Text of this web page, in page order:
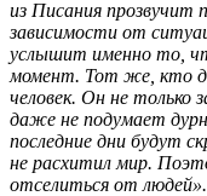
из Писания прозвучит
зависимости от
услышит именно то,
момент. Тот же, кто
человек. Он не только
даже не подумает
последние дни будут
не расхитил мир.
отселиться от людей».